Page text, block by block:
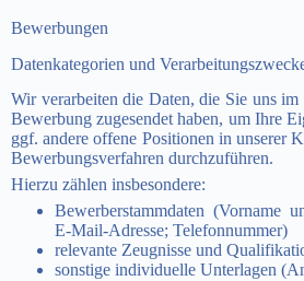
Bewerbungen
Datenkategorien und
Wir verarbeiten die Daten, die Sie uns
Bewerbung zugesendet haben, um Ihre
ggf. andere offene Positionen in unserer
Bewerbungsverfahren durchzuführen.
Hierzu zählen insbesondere:
Bewerberstammdaten (Vorname
E-Mail-Adresse; Telefonnummer)
relevante Zeugnisse und
sonstige individuelle Unterlagen